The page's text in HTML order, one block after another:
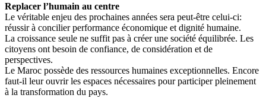
Replacer l’humain au centre
Le véritable enjeu des prochaines années sera peut-être celui-ci:
réussir à concilier performance économique et dignité humaine.
La croissance seule ne suffit pas à créer une société équilibrée. Les
citoyens ont besoin de confiance, de considération et de
perspectives.
Le Maroc possède des ressources humaines exceptionnelles. Encore
faut-il leur ouvrir les espaces nécessaires pour participer pleinement
à la transformation du pays.